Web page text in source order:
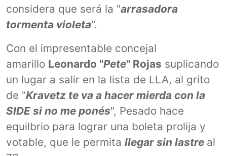
considera que será la "arrasadora
tormenta violeta".
Con el impresentable concejal
amarillo Leonardo "Pete" Rojas suplicando
un lugar a salir en la lista de LLA, al grito
de "Kravetz te va a hacer mierda con la
SIDE si no me ponés", Pesado hace
equilbrio para lograr una boleta prolija y
votable, que le permita llegar sin lastre al